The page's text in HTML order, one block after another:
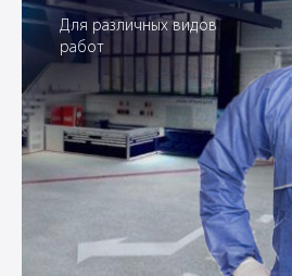
Для различных видов
работ